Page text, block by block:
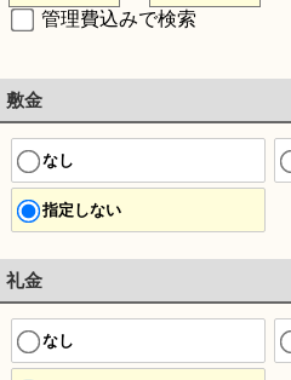
管理費込みで検索
敷金
なし
指定しない
礼金
なし